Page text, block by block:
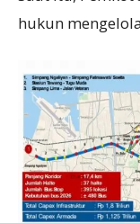
hukun